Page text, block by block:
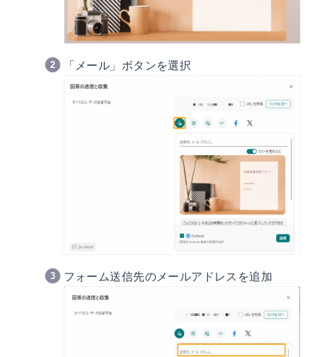
「メール」ボタンを選択
フォーム送信先のメールアドレスを追加